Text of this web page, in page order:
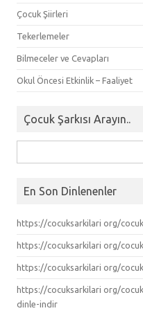
Çocuk Şiirleri
Tekerlemeler
Bilmeceler ve Cevapları
Okul Öncesi Etkinlik – Faaliyet
Çocuk Şarkısı Arayın..
En Son Dinlenenler
https://cocuksarkilari org/
https://cocuksarkilari org/
https://cocuksarkilari org/
https://cocuksarkilari org/
dinle-indir